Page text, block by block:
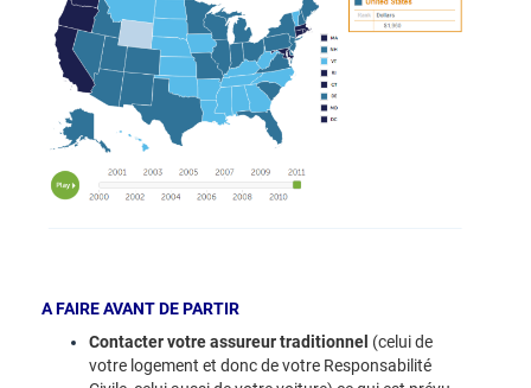
A FAIRE AVANT DE PARTIR
Contacter votre assureur traditionnel (celui de
votre logement et donc de votre Responsabilité